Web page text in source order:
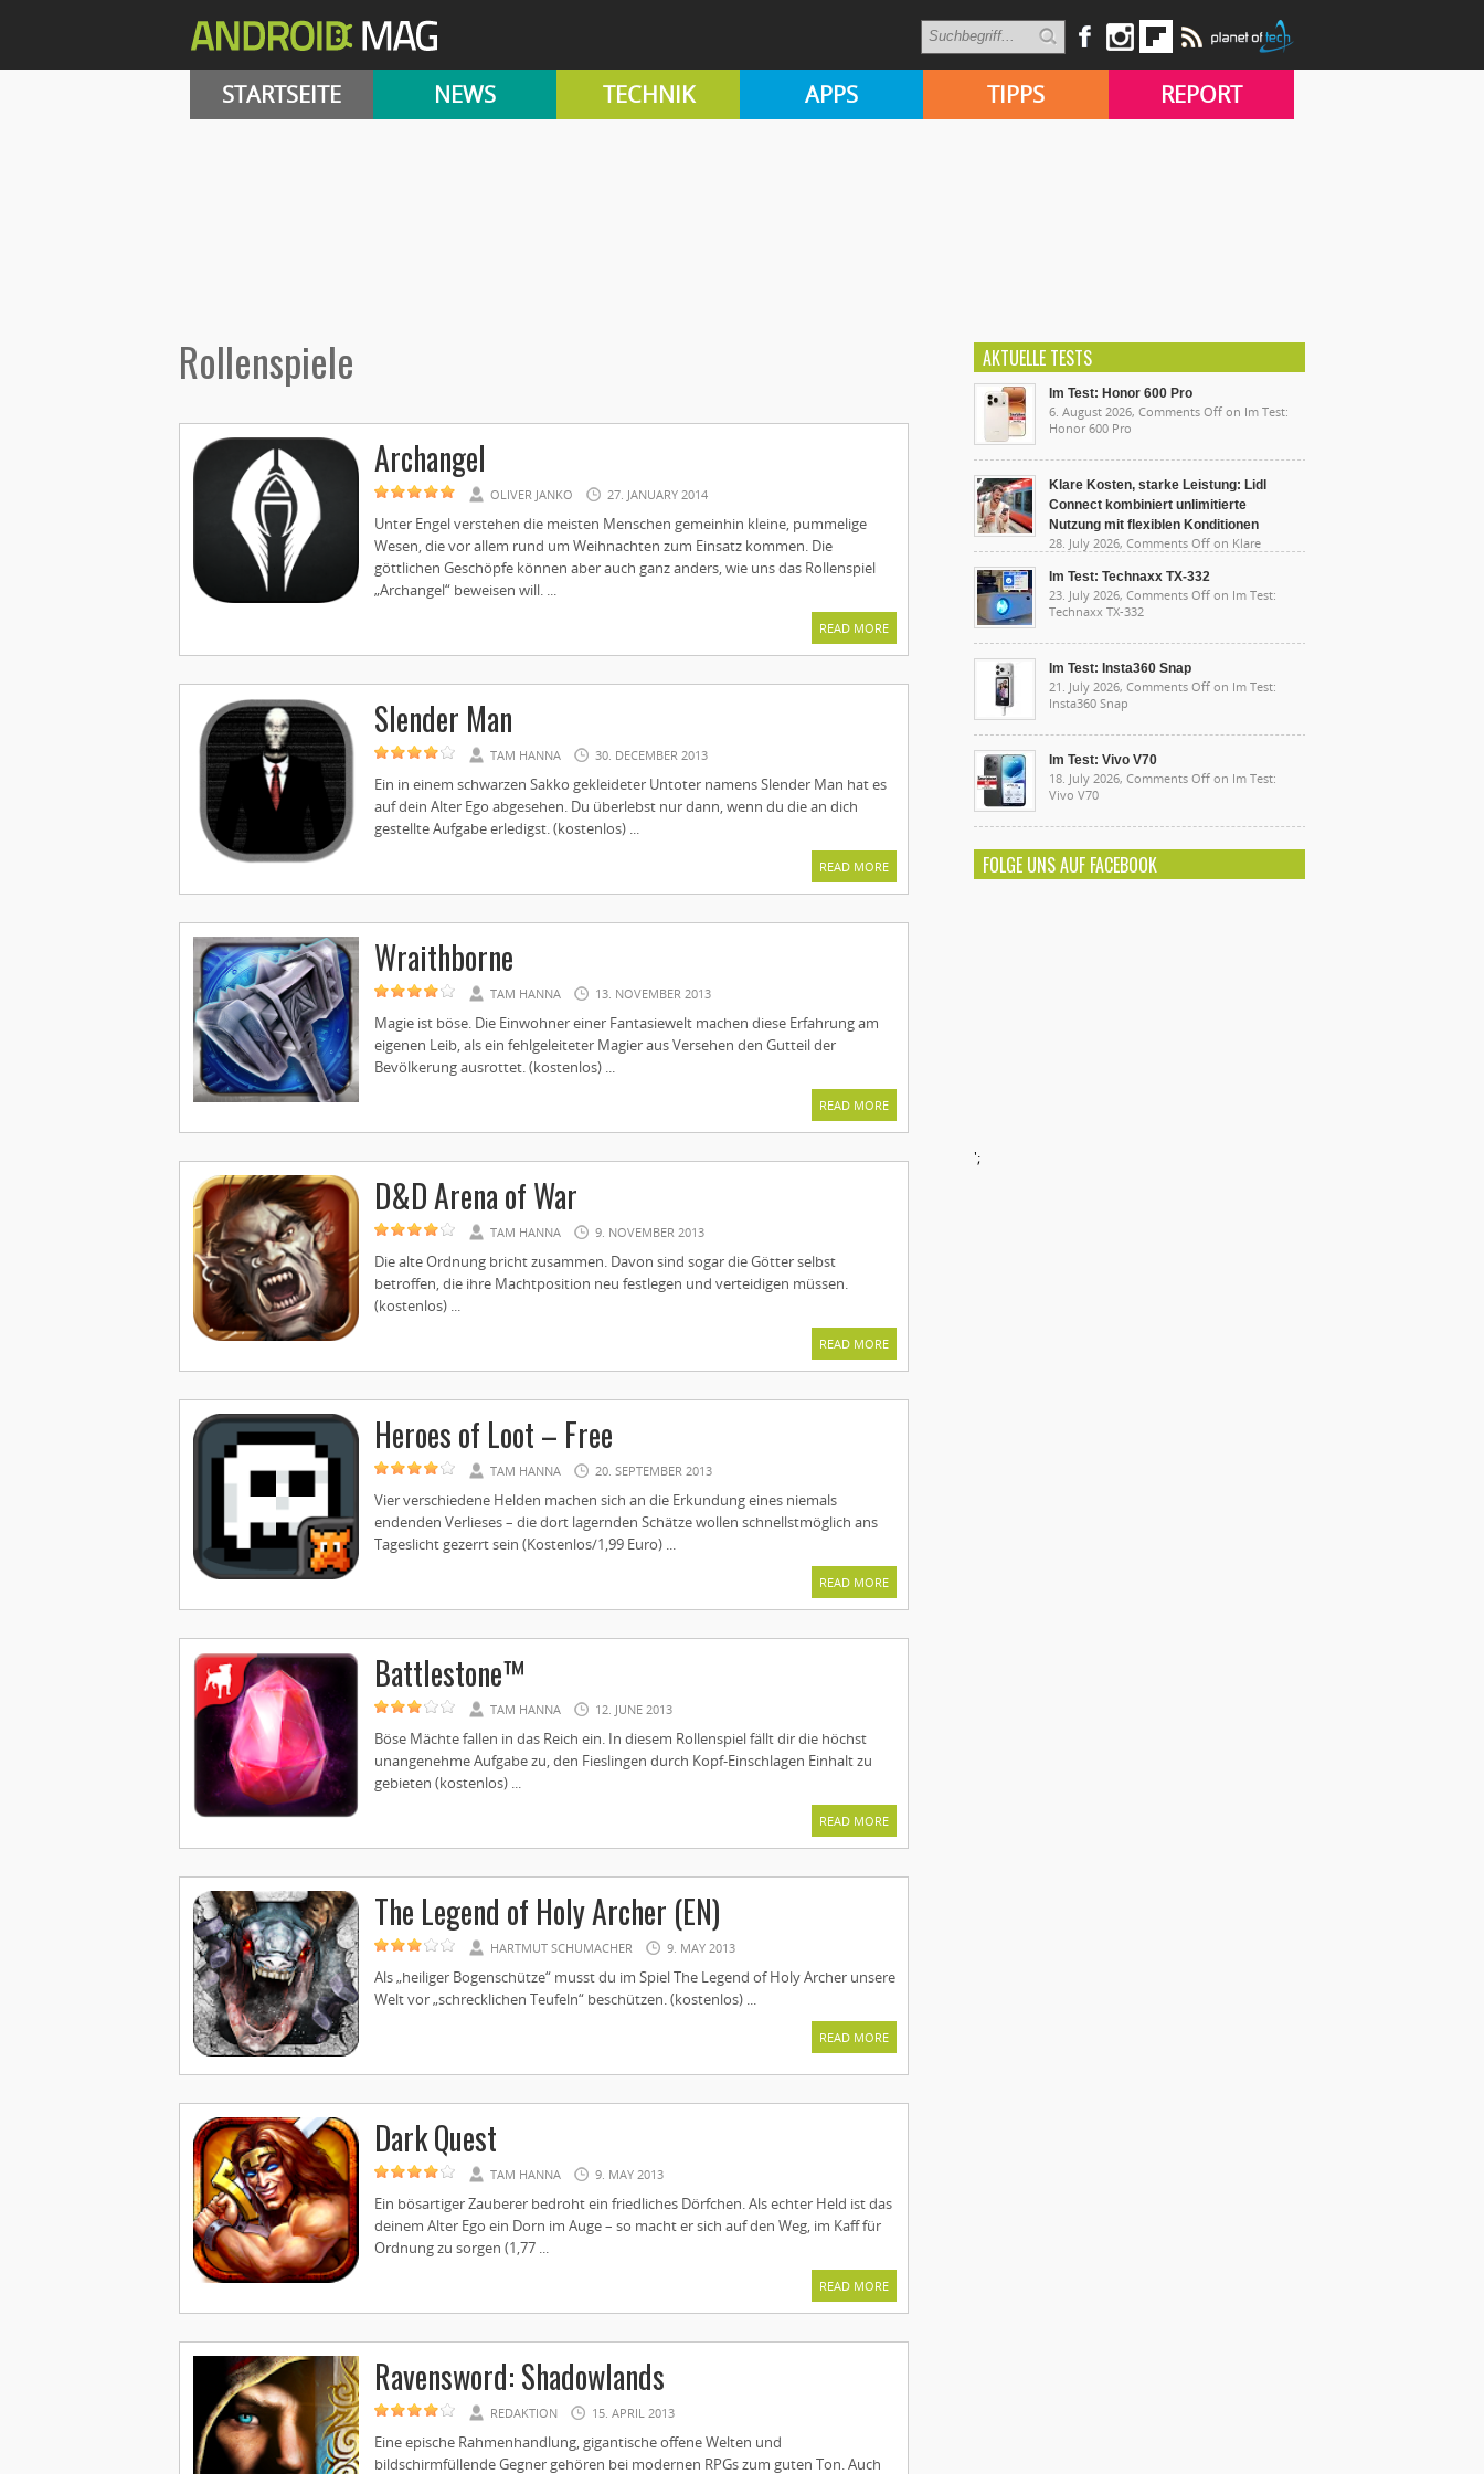
STARTSEITE NEWS TECHNIK APPS TIPPS REPORT
Rollenspiele
Archangel
OLIVER JANKO 27. JANUARY 2014
Unter Engel verstehen die meisten Menschen gemeinhin kleine, pummelige
Wesen, die vor allem rund um Weihnachten zum Einsatz kommen. Die
göttlichen Geschöpfe können aber auch ganz anders, wie uns das Rollenspiel
„Archangel“ beweisen will. ...
READ MORE
Slender Man
TAM HANNA 30. DECEMBER 2013
Ein in einem schwarzen Sakko gekleideter Untoter namens Slender Man hat es
auf dein Alter Ego abgesehen. Du überlebst nur dann, wenn du die an dich
gestellte Aufgabe erledigst. (kostenlos) ...
READ MORE
Wraithborne
TAM HANNA 13. NOVEMBER 2013
Magie ist böse. Die Einwohner einer Fantasiewelt machen diese Erfahrung am
eigenen Leib, als ein fehlgeleiteter Magier aus Versehen den Gutteil der
Bevölkerung ausrottet. (kostenlos) ...
READ MORE
D&D Arena of War
TAM HANNA 9. NOVEMBER 2013
Die alte Ordnung bricht zusammen. Davon sind sogar die Götter selbst
betroffen, die ihre Machtposition neu festlegen und verteidigen müssen.
(kostenlos) ...
READ MORE
Heroes of Loot – Free
TAM HANNA 20. SEPTEMBER 2013
Vier verschiedene Helden machen sich an die Erkundung eines niemals
endenden Verlieses – die dort lagernden Schätze wollen schnellstmöglich ans
Tageslicht gezerrt sein (Kostenlos/1,99 Euro) ...
READ MORE
Battlestone™
TAM HANNA 12. JUNE 2013
Böse Mächte fallen in das Reich ein. In diesem Rollenspiel fällt dir die höchst
unangenehme Aufgabe zu, den Fieslingen durch Kopf-Einschlagen Einhalt zu
gebieten (kostenlos) ...
READ MORE
The Legend of Holy Archer (EN)
HARTMUT SCHUMACHER 9. MAY 2013
Als „heiliger Bogenschütze“ musst du im Spiel The Legend of Holy Archer unsere
Welt vor „schrecklichen Teufeln“ beschützen. (kostenlos) ...
READ MORE
Dark Quest
TAM HANNA 9. MAY 2013
Ein bösartiger Zauberer bedroht ein friedliches Dörfchen. Als echter Held ist das
deinem Alter Ego ein Dorn im Auge – so macht er sich auf den Weg, im Kaff für
Ordnung zu sorgen (1,77 ...
READ MORE
Ravensword: Shadowlands
REDAKTION 15. APRIL 2013
Eine epische Rahmenhandlung, gigantische offene Welten und
bildschirmfüllende Gegner gehören bei modernen RPGs zum guten Ton. Auch
AKTUELLE TESTS
Im Test: Honor 600 Pro
6. August 2026, Comments Off on Im Test:
Honor 600 Pro
Klare Kosten, starke Leistung: Lidl
Connect kombiniert unlimitierte
Nutzung mit flexiblen Konditionen
28. July 2026, Comments Off on Klare
unlimitierte Nutzung mit flexiblen Konditionen
Im Test: Technaxx TX-332
23. July 2026, Comments Off on Im Test:
Technaxx TX-332
Im Test: Insta360 Snap
21. July 2026, Comments Off on Im Test:
Insta360 Snap
Im Test: Vivo V70
18. July 2026, Comments Off on Im Test:
Vivo V70
FOLGE UNS AUF FACEBOOK
';